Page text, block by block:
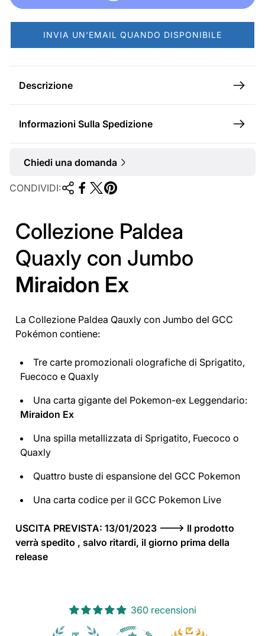
o
r
m
INVIA UN'EMAIL QUANDO DISPONIBILE
Descrizione
Informazioni Sulla Spedizione
Chiedi una domanda
CONDIVIDI:
Collezione Paldea
Quaxly con Jumbo
Miraidon Ex
La Collezione Paldea Qauxly con Jumbo del GCC
Pokémon contiene:
Tre carte promozionali olografiche di Sprigatito,
Fuecoco e Quaxly
Una carta gigante del Pokemon-ex Leggendario:
Miraidon Ex
Una spilla metallizzata di Sprigatito, Fuecoco o
Quaxly
Quattro buste di espansione del GCC Pokemon
Una carta codice per il GCC Pokemon Live
USCITA PREVISTA: 13/01/2023 ---> Il prodotto
verrà spedito , salvo ritardi, il giorno prima della
release
360 recensioni